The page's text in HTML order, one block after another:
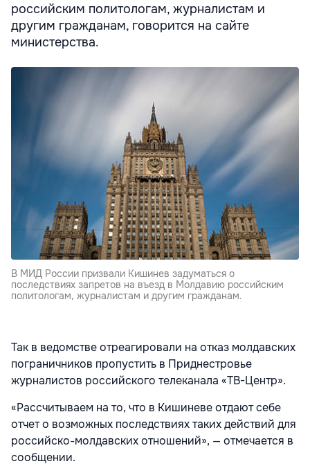
российским политологам, журналистам и
другим гражданам, говорится на сайте
министерства.
В МИД России призвали Кишинев задуматься о
последствиях запретов на въезд в Молдавию российским
политологам, журналистам и другим гражданам.
Так в ведомстве отреагировали на отказ молдавских
пограничников пропустить в Приднестровье
журналистов российского телеканала «ТВ-Центр».
«Рассчитываем на то, что в Кишиневе отдают себе
отчет о возможных последствиях таких действий для
российско-молдавских отношений», — отмечается в
сообщении.